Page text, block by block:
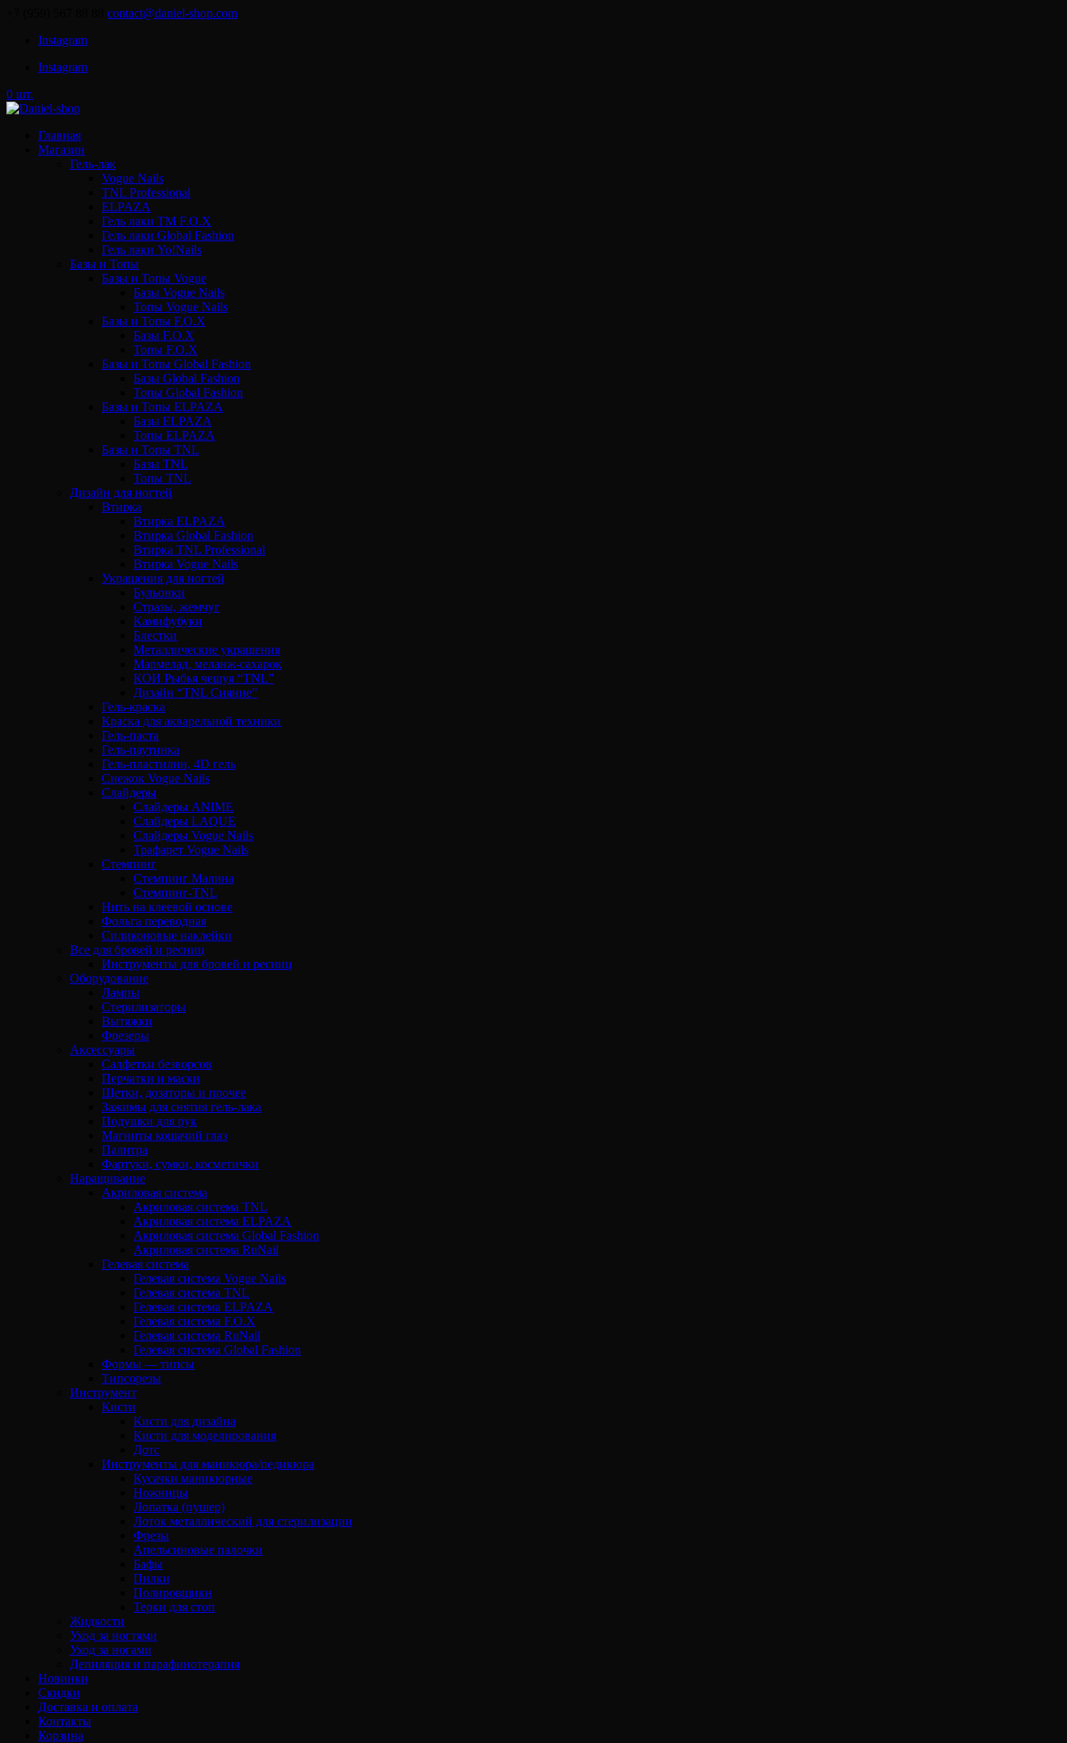
contact@daniel-shop.com
Instagram
Instagram
0 шт.
Главная
Магазин
Гель-лак
Vogue Nails
TNL Professional
ELPAZA
Гель лаки ТМ F.O.X
Гель лаки Global Fashion
Гель лаки Yo!Nails
Базы и Топы
Базы и Топы Vogue
Базы Vogue Nails
Топы Vogue Nails
Базы и Топы F.O.X
Базы F.O.X
Топы F.O.X
Базы и Топы Global Fashion
Базы Global Fashion
Топы Global Fashion
Базы и Топы ELPAZA
Базы ELPAZA
Топы ELPAZA
Базы и Топы TNL
Базы TNL
Топы TNL
Дизайн для ногтей
Втирка
Втирка ELPAZA
Втирка Global Fashion
Втирка TNL Professional
Втирка Vogue Nails
Украшения для ногтей
Бульонки
Стразы, жемчуг
Камифубуки
Блестки
Металлические украшения
Мармелад, меланж-сахарок
КОИ Рыбья чешуя “TNL”
Дизайн “TNL Сияние”
Гель-краска
Краска для акварельной техники
Гель-паста
Гель-паутинка
Гель-пластилин, 4D гель
Снежок Vogue Nails
Слайдеры
Слайдеры ANIME
Слайдеры LAQUE
Слайдеры Vogue Nails
Трафарет Vogue Nails
Стемпинг
Стемпинг Малина
Стемпинг-TNL
Нить на клеевой основе
Фольга переводная
Силиконовые наклейки
Все для бровей и ресниц
Инструменты для бровей и ресниц
Оборудование
Лампы
Стерилизаторы
Вытяжки
Фрезеры
Аксессуары
Салфетки безворсов
Перчатки и маски
Щетки, дозаторы и прочее
Зажимы для снятия гель-лака
Подушки для рук
Магниты кошачий глаз
Палитра
Фартуки, сумки, косметички
Наращивание
Акриловая система
Акриловая система TNL
Акриловая система ELPAZA
Акриловая система Global Fashion
Акриловая система RuNail
Гелевая система
Гелевая система Vogue Nails
Гелевая система TNL
Гелевая система ELPAZA
Гелевая система F.O.X
Гелевая система RuNail
Гелевая система Global Fashion
Формы — типсы
Типсорезы
Инструмент
Кисти
Кисти для дизайна
Кисти для моделирования
Дотс
Инструменты для маникюра/педикюра
Кусачки маникюрные
Ножницы
Лопатка (пушер)
Лоток металлический для стерилизации
Фрезы
Апельсиновые палочки
Бафы
Пилки
Полировщики
Терки для стоп
Жидкости
Уход за ногтями
Уход за ногами
Депиляция и парафинотерапия
Новинки
Скидки
Доставка и оплата
Контакты
Корзина